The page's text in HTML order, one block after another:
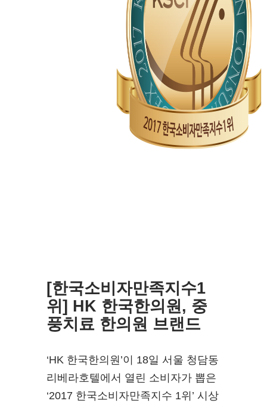
[한국소비자만족지수1
위] HK 한국한의원, 중
풍치료 한의원 브랜드
‘HK 한국한의원’이 18일 서울 청담동
리베라호텔에서 열린 소비자가 뽑은
‘2017 한국소비자만족지수 1위’ 시상